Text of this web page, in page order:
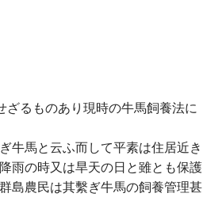
るものあり現時の牛馬飼養法に
馬と云ふ而して平素は住居近き
雨の時又は旱天の日と雖とも保護
島農民は其繫ぎ牛馬の飼養管理甚